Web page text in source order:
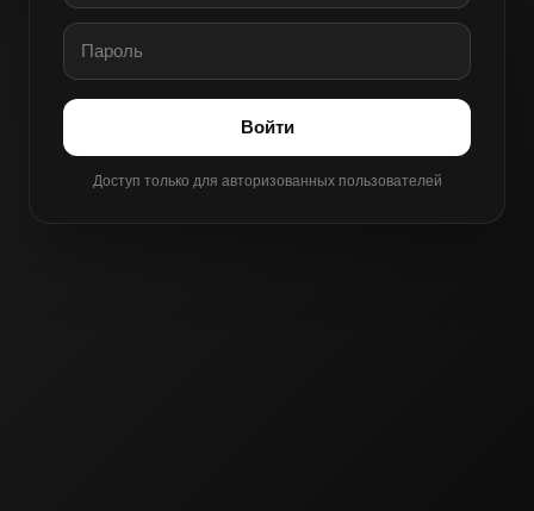
Войти
Доступ только для авторизованных пользователей